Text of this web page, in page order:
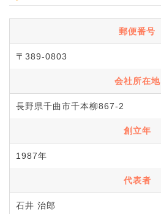
郵便番号
〒389-0803
会社所在地
長野県千曲市千本柳867-2
創立年
1987年
代表者
石井 治郎